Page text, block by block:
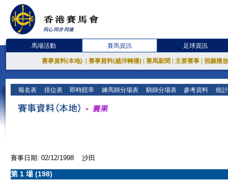
馬場活動 賽馬資訊 足球資訊
賽事資料(本地) 賽事資料(越洋轉播) 賽馬新聞 主要賽事 視聽播
報名表 排位表 即時賠率 練馬師分場表 騎師分場表 參考資料 統
賽事日期: 02/12/1998 沙田
第 1 場 (198)